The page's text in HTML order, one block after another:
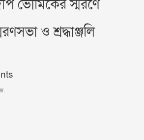
ভৌমিকের স্মরণে
ও শ্রদ্ধাঞ্জলি